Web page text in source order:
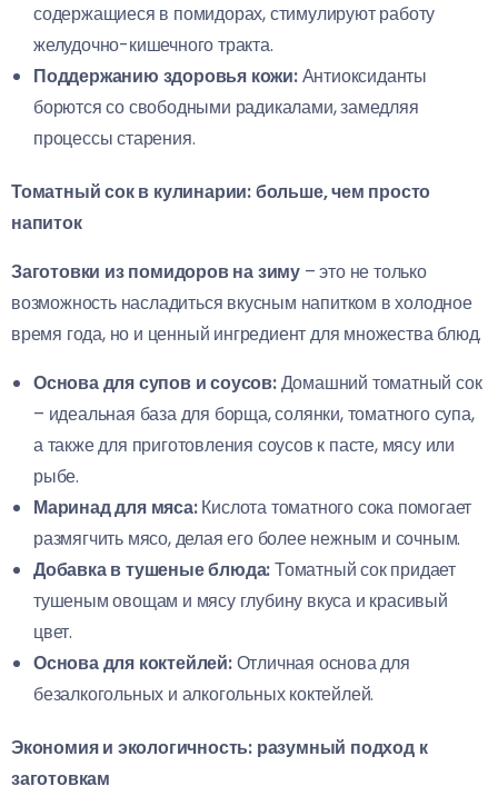
содержащиеся в помидорах, стимулируют работу
желудочно-кишечного тракта.
Поддержанию здоровья кожи:Антиоксиданты
борются со свободными радикалами, замедляя
процессы старения.
Томатный сок в кулинарии: больше, чем просто
напиток
Заготовки из помидоров на зиму – это не только
возможность насладиться вкусным напитком в холодное
время года, но и ценный ингредиент для множества блюд.
Основа для супов и соусов:Домашний томатный сок
– идеальная база для борща, солянки, томатного супа,
а также для приготовления соусов к пасте, мясу или
рыбе.
Маринад для мяса:Кислота томатного сока помогает
размягчить мясо, делая его более нежным и сочным.
Добавка в тушеные блюда:Томатный сок придает
тушеным овощам и мясу глубину вкуса и красивый
цвет.
Основа для коктейлей:Отличная основа для
безалкогольных и алкогольных коктейлей.
Экономия и экологичность: разумный подход к
заготовкам